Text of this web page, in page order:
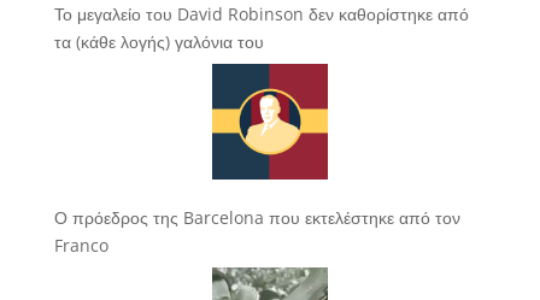
Το μεγαλείο του David Robinson δεν καθορίστηκε από
τα (κάθε λογής) γαλόνια του
Ο πρόεδρος της Barcelona που εκτελέστηκε από τον
Franco